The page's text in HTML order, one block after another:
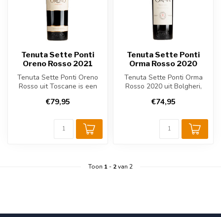
Tenuta Sette Ponti
Oreno Rosso 2021
Tenuta Sette Ponti Oreno
Rosso uit Toscane is een
van ...
€79,95
Tenuta Sette Ponti
Orma Rosso 2020
Tenuta Sette Ponti Orma
Rosso 2020 uit Bolgheri,
blend v...
€74,95
Toon 1- 2van 2